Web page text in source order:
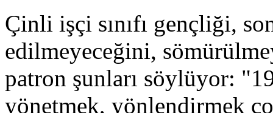
Çinli işçi sınıfı gençliği,
edilmeyeceğini,
patron şunları söylüyor:
yönetmek, yönlendirmek